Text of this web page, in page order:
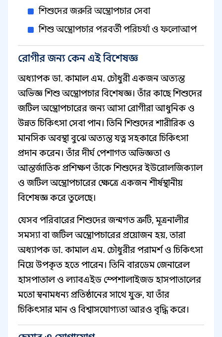
শিশুদের জরুরি অস্ত্রোপচার সেবা
শিশু অস্ত্রোপচার পরবর্তী পরিচর্যা ও ফলোআপ
রোগীর জন্য কেন এই বিশেষজ্ঞ
অধ্যাপক ডা. কামাল এম. চৌধুরী একজন অত্যন্ত
অভিজ্ঞ শিশু অস্ত্রোপচার বিশেষজ্ঞ। তাঁর কাছে শিশুদের
জটিল অস্ত্রোপচারের জন্য আসা রোগীরা আধুনিক ও
উন্নত চিকিৎসা সেবা পান। তিনি শিশুদের শারীরিক ও
মানসিক অবস্থা বুঝে অত্যন্ত যত্ন সহকারে চিকিৎসা
প্রদান করেন। তাঁর দীর্ঘ পেশাগত অভিজ্ঞতা ও
আন্তর্জাতিক প্রশিক্ষণ তাঁকে শিশুদের ইউরোলজিক্যাল
ও জটিল অস্ত্রোপচারের ক্ষেত্রে একজন শীর্ষস্থানীয়
বিশেষজ্ঞ করে তুলেছে।
যেসব পরিবারের শিশুদের জন্মগত ত্রুটি, মূত্রনালীর
সমস্যা বা জটিল অস্ত্রোপচারের প্রয়োজন হয়, তারা
অধ্যাপক ডা. কামাল এম. চৌধুরীর পরামর্শ ও চিকিৎসা
নিয়ে উপকৃত হতে পারেন। তিনি বারডেম জেনারেল
হাসপাতাল ও ল্যাবএইড স্পেশালাইজড হাসপাতালের
মতো স্বনামধন্য প্রতিষ্ঠানের সাথে যুক্ত, যা তাঁর
চিকিৎসার মান ও বিশ্বাসযোগ্যতা আরও বৃদ্ধি করে।